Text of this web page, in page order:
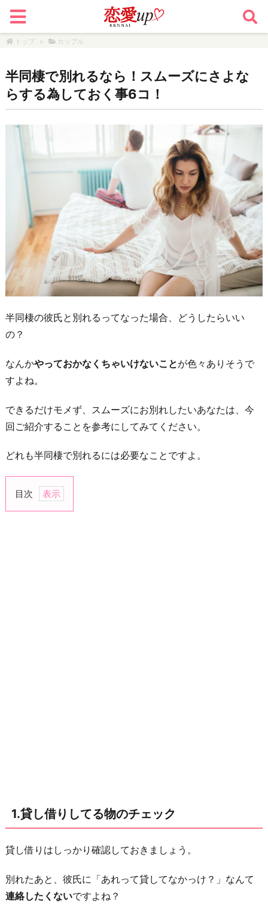
トップ > カップル
半同棲で別れるなら！スムーズにさよな
らする為しておく事6コ！
半同棲の彼氏と別れるってなった場合、どうしたらいい
の？
なんかやっておかなくちゃいけないことが色々ありそうで
すよね。
できるだけモメず、スムーズにお別れしたいあなたは、今
回ご紹介することを参考にしてみてください。
どれも半同棲で別れるには必要なことですよ。
目次
1.
買
っ
た
の
チ
1.貸し借りしてる物のチェック
貸し借りはしっかり確認しておきましょう。
別れたあと、彼氏に「あれって貸してなかっけ？」なんて
連絡したくないですよね？